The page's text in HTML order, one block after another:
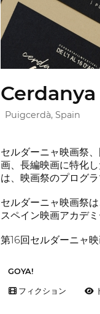
Puigcerdà, Spain
セルダーニャ映画祭
画、長編映画に特化
は、映画祭のプログ
セルダーニャ映画祭
スペイン映画アカデ
第16回セルダーニャ
GOYA!
フィクション